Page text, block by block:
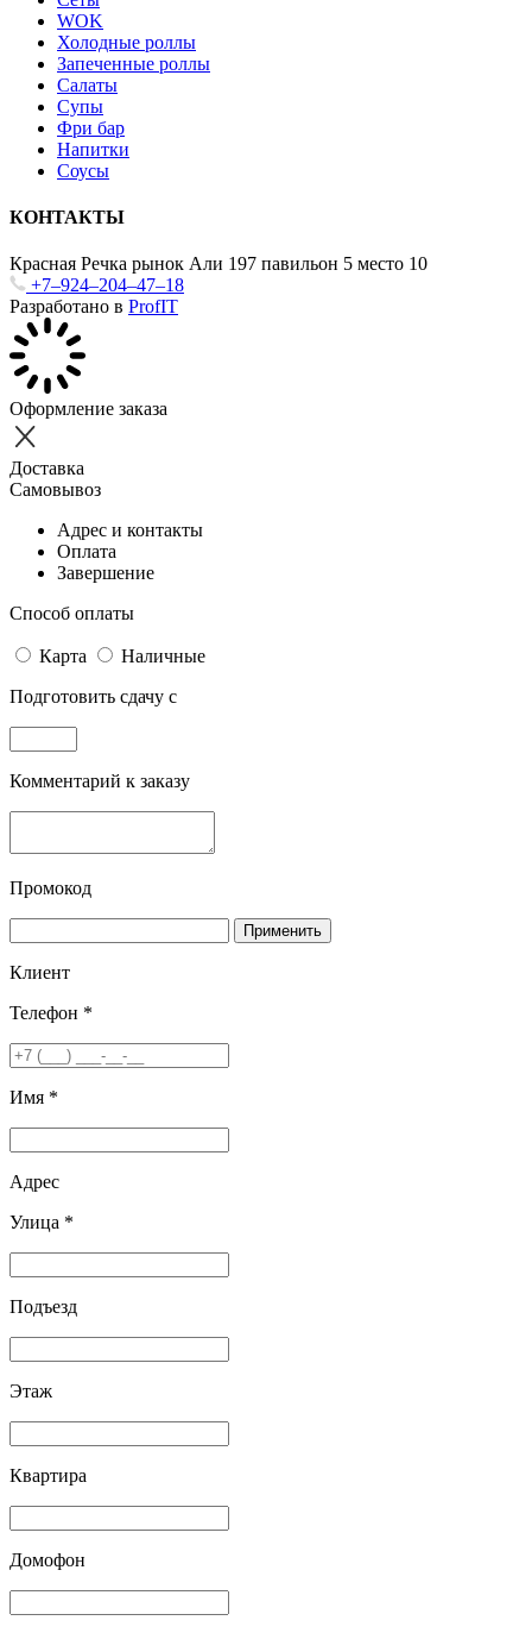
WOK
Холодные роллы
Запеченные роллы
Салаты
Супы
Фри бар
Напитки
Соусы
КОНТАКТЫ
Красная Речка рынок Али 197 павильон 5 место 10
+7‒924‒204‒47‒18
Разработано в ProfIT
Оформление заказа
Доставка
Самовывоз
Адрес и контакты
Оплата
Завершение
Способ оплаты
Карта
Наличные
Подготовить сдачу с
Комментарий к заказу
Промокод
Применить
Клиент
Телефон *
Имя *
Адрес
Улица *
Подъезд
Этаж
Квартира
Домофон